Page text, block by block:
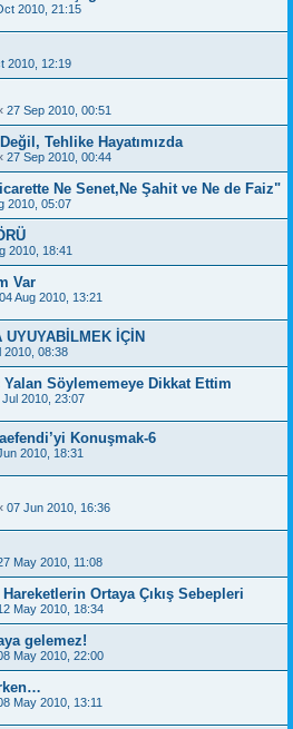
2010, 21:15
2010, 12:19
27 Sep 2010, 00:51
Tehlike Hayatımızda
27 Sep 2010, 00:44
Ne Senet,Ne Şahit ve Ne de Faiz"
2010, 05:07
2010, 18:41
Var
04 Aug 2010, 13:21
UYUYABİLMEK İÇİN
2010, 08:38
Söylememeye Dikkat Ettim
Jul 2010, 23:07
Konuşmak-6
2010, 18:31
07 Jun 2010, 16:36
May 2010, 11:08
Ortaya Çıkış Sebepleri
May 2010, 18:34
gelemez!
May 2010, 22:00
May 2010, 13:11